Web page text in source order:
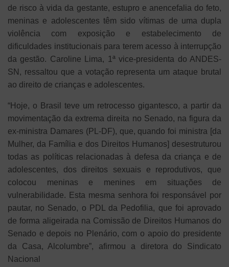
de risco à vida da gestante, estupro e anencefalia do feto,
meninas e adolescentes têm sido vítimas de uma dupla
violência com exposição e estabelecimento de
dificuldades institucionais para terem acesso à interrupção
da gestão. Caroline Lima, 1ª vice-presidenta do ANDES-
SN, ressaltou que a votação representa um ataque brutal
ao direito de crianças e adolescentes.
“Hoje, o Brasil teve um retrocesso gigantesco, a partir da
movimentação da extrema direita no Senado, na figura da
ex-ministra Damares (PL-DF), que, quando foi ministra [da
Mulher, da Família e dos Direitos Humanos] desestruturou
todas as políticas relacionadas à defesa da criança e de
adolescentes, dos direitos sexuais e reprodutivos, que
colocou meninas e menines em situações de
vulnerabilidade. Esta mesma senhora foi responsável por
pautar, no Senado, o PDL da Pedofilia, que foi aprovado
de forma aligeirada na Comissão de Direitos Humanos do
Senado e depois no Plenário, com o apoio do presidente
da Casa, Alcolumbre”, afirmou a diretora do Sindicato
Nacional